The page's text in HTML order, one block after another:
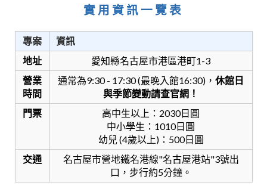
實用資訊一覽表
專案
資訊
地址
愛知縣名古屋市港區港町1-3
營業
時間
通常為9:30 - 17:30 (最晚入館16:30)， 休館日
與季節變動請查官網！
門票
高中生以上：2030日圓
中小學生：1010日圓
幼兒 (4歲以上)：500日圓
交通
名古屋市營地鐵名港線"名古屋港站"3號出
口，步行約5分鐘。